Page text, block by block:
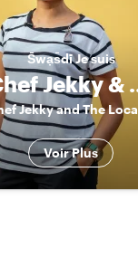
S̄wạs̄dīJe suis
Chef
Voir Plus